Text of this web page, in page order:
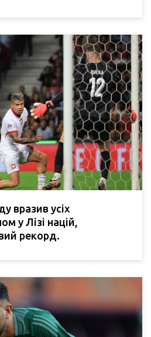
вразив усіх
у Лізі націй,
рекорд.